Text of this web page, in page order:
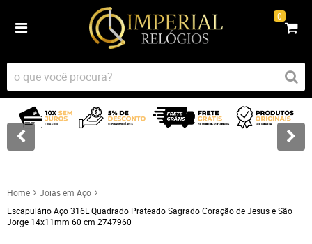
0
Home
Joias em Aço
Escapulário Aço 316L Quadrado Prateado Sagrado Coração de Jesus e São
Jorge 14x11mm 60 cm 2747960